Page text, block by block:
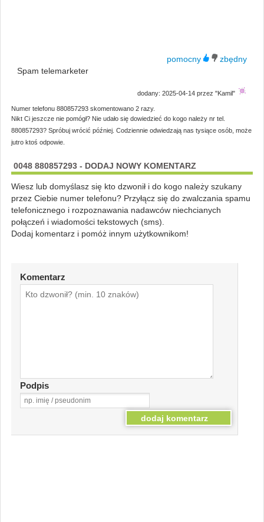
Spam telemarketer
dodany: 2025-04-14 przez "Kamil"
Numer telefonu 880857293 skomentowano 2 razy.
Nikt Ci jeszcze nie pomógł? Nie udało się dowiedzieć do kogo należy nr tel.
880857293? Spróbuj wrócić później. Codziennie odwiedzają nas tysiące osób, może
jutro ktoś odpowie.
0048 880857293 - DODAJ NOWY KOMENTARZ
Wiesz lub domyślasz się kto dzwonił i do kogo należy szukany
przez Ciebie numer telefonu? Przyłącz się do zwalczania spamu
telefonicznego i rozpoznawania nadawców niechcianych
połączeń i wiadomości tekstowych (sms).
Dodaj komentarz i pomóż innym użytkownikom!
Komentarz
Podpis